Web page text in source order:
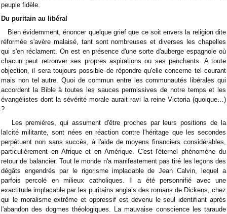
peuple fidèle.
Du puritain au libéral
Bien évidemment, énoncer quelque grief que ce soit envers la religion dite
réformée s'avère malaisé, tant sont nombreuses et diverses les chapelles
qui s'en réclament. On est en présence d'une sorte d'auberge espagnole où
chacun peut retrouver ses propres aspirations ou ses penchants. A toute
objection, il sera toujours possible de répondre qu'elle concerne tel courant
mais non tel autre. Quoi de commun entre les communautés libérales qui
accordent la Bible à toutes les sauces permissives de notre temps et les
évangélistes dont la sévérité morale aurait ravi la reine Victoria (quoique…)
?
Les premières, qui assument d'être proches par leurs positions de la
laïcité militante, sont nées en réaction contre l'héritage que les secondes
perpétuent non sans succès, à l'aide de moyens financiers considérables,
particulièrement en Afrique et en Amérique. C'est l'éternel phénomène du
retour de balancier. Tout le monde n'a manifestement pas tiré les leçons des
dégâts engendrés par le rigorisme implacable de Jean Calvin, lequel a
parfois percolé en milieux catholiques. Il a été personnifié avec une
exactitude implacable par les puritains anglais des romans de Dickens, chez
qui le moralisme extrême et oppressif est devenu le seul identifiant après
l'abandon des dogmes théologiques. La mauvaise conscience les taraude